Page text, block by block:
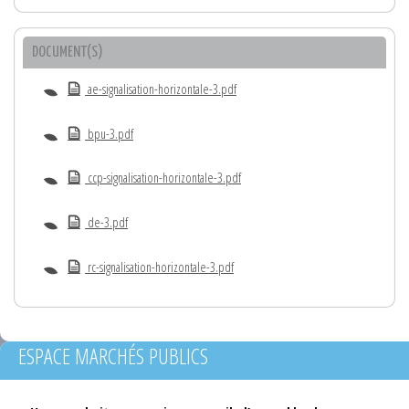
DOCUMENT(S)
ae-signalisation-horizontale-3.pdf
bpu-3.pdf
ccp-signalisation-horizontale-3.pdf
de-3.pdf
rc-signalisation-horizontale-3.pdf
ESPACE MARCHÉS PUBLICS